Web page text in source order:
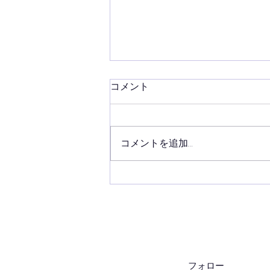
８月最初の稽古
コメント
コメントを追加…
フォロー